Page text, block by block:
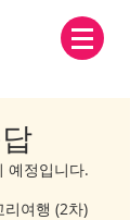
예정입니다.
여행 (2차)